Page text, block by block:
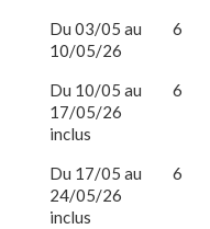
Du 03/05 au
10/05/26
6
Du 10/05 au
17/05/26
inclus
6
Du 17/05 au
24/05/26
inclus
6